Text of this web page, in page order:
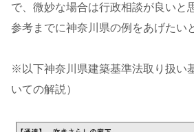
で、微妙な場合は行政相談が良いと
参考までに神奈川県の例をあげたい
※以下神奈川県建築基準法取り扱い
いての解説）